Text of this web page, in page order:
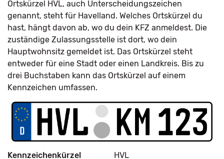
Ortskürzel HVL, auch Unterscheidungszeichen
genannt, steht für Havelland. Welches Ortskürzel du
hast, hängt davon ab, wo du dein KFZ anmeldest. Die
zuständige Zulassungsstelle ist dort, wo dein
Hauptwohnsitz gemeldet ist. Das Ortskürzel steht
entweder für eine Stadt oder einen Landkreis. Bis zu
drei Buchstaben kann das Ortskürzel auf einem
Kennzeichen umfassen.
Kennzeichenkürzel HVL